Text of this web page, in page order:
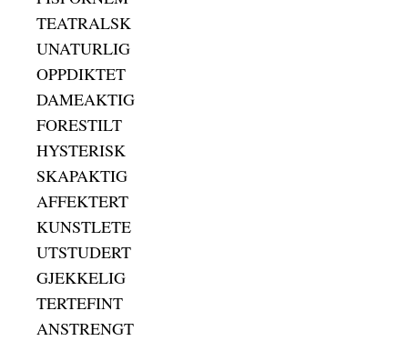
TEATRALSK
UNATURLIG
OPPDIKTET
DAMEAKTIG
FORESTILT
HYSTERISK
SKAPAKTIG
AFFEKTERT
KUNSTLETE
UTSTUDERT
GJEKKELIG
TERTEFINT
ANSTRENGT